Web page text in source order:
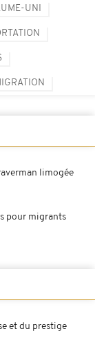
UNI
limogée
pour migrants
et du prestige